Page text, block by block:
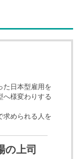
た日本型雇用を
へ様変わりする
求められる人を
の上司